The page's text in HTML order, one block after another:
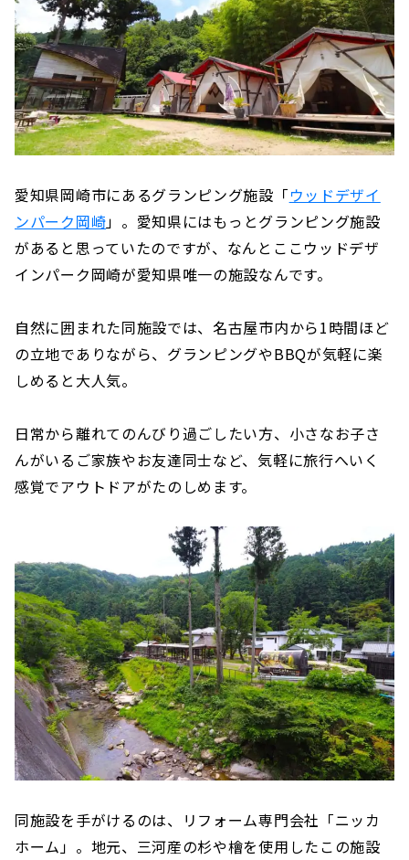
愛知県岡崎市にあるグランピング施設「ウッドデザイ
ンパーク岡崎」。愛知県にはもっとグランピング施設
があると思っていたのですが、なんとここウッドデザ
インパーク岡崎が愛知県唯一の施設なんです。
自然に囲まれた同施設では、名古屋市内から1時間ほど
の立地でありながら、グランピングやBBQが気軽に楽
しめると大人気。
日常から離れてのんびり過ごしたい方、小さなお子さ
んがいるご家族やお友達同士など、気軽に旅行へいく
感覚でアウトドアがたのしめます。
同施設を手がけるのは、リフォーム専門会社「ニッカ
ホーム」。地元、三河産の杉や檜を使用したこの施設